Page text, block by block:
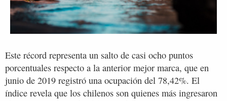
Este récord representa un salto de casi ocho puntos
porcentuales respecto a la anterior mejor marca, que en
junio de 2019 registró una ocupación del 78,42%. El
índice revela que los chilenos son quienes más ingresaron